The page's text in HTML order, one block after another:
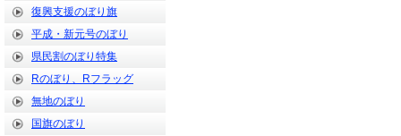
復興支援のぼり旗
平成・新元号のぼり
県民割のぼり特集
Rのぼり、Rフラッグ
無地のぼり
国旗のぼり